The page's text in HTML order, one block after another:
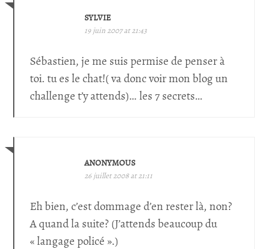
SYLVIE
19 juin 2007 at 21:43
Sébastien, je me suis permise de penser à
toi. tu es le chat!( va donc voir mon blog un
challenge t’y attends)… les 7 secrets…
ANONYMOUS
26 juillet 2008 at 21:11
Eh bien, c’est dommage d’en rester là, non?
A quand la suite? (J’attends beaucoup du
« langage policé ».)